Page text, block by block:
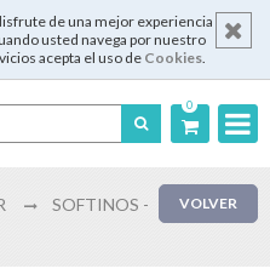
de una mejor experiencia
usted navega por nuestro
acepta el uso de Cookies.
0
VOLVER
SOFTINOS -